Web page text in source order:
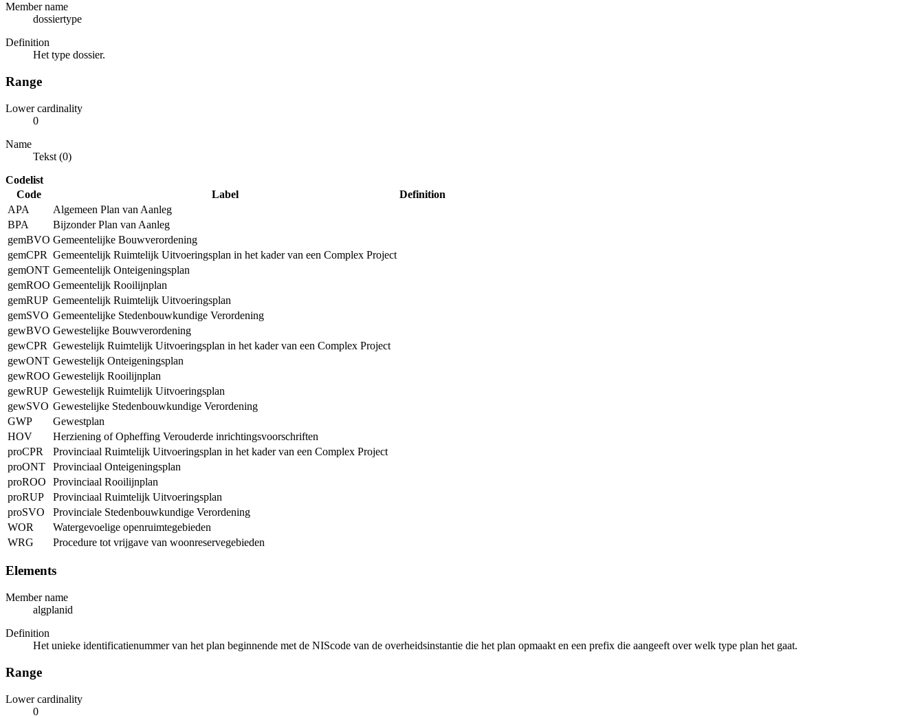
Member name
dossiertype
Definition
Het type dossier.
Range
Lower cardinality
0
Name
Tekst (0)
Codelist
Code
Label
Definition
APA
Algemeen Plan van Aanleg
BPA
Bijzonder Plan van Aanleg
gemBVO Gemeentelijke Bouwverordening
gemCPR Gemeentelijk Ruimtelijk Uitvoeringsplan in het kader van een Complex Project
gemONT Gemeentelijk Onteigeningsplan
gemROO Gemeentelijk Rooilijnplan
gemRUP Gemeentelijk Ruimtelijk Uitvoeringsplan
gemSVO Gemeentelijke Stedenbouwkundige Verordening
gewBVO Gewestelijke Bouwverordening
gewCPR Gewestelijk Ruimtelijk Uitvoeringsplan in het kader van een Complex Project
gewONT Gewestelijk Onteigeningsplan
gewROO Gewestelijk Rooilijnplan
gewRUP Gewestelijk Ruimtelijk Uitvoeringsplan
gewSVO Gewestelijke Stedenbouwkundige Verordening
GWP
Gewestplan
HOV
Herziening of Opheffing Verouderde inrichtingsvoorschriften
proCPR
Provinciaal Ruimtelijk Uitvoeringsplan in het kader van een Complex Project
proONT
Provinciaal Onteigeningsplan
proROO
Provinciaal Rooilijnplan
proRUP
Provinciaal Ruimtelijk Uitvoeringsplan
proSVO
Provinciale Stedenbouwkundige Verordening
WOR
Watergevoelige openruimtegebieden
WRG
Procedure tot vrijgave van woonreservegebieden
Elements
Member name
algplanid
Definition
Het unieke identificatienummer van het plan beginnende met de NIScode van de overheidsinstantie die het plan opmaakt en een prefix die aangeeft over welk type plan het gaat.
Range
Lower cardinality
0